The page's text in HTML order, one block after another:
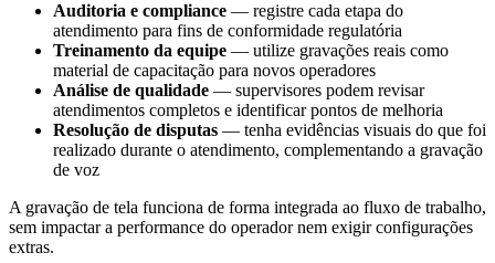
Auditoria e compliance — registre cada etapa do
atendimento para fins de conformidade regulatória
Treinamento da equipe — utilize gravações reais como
material de capacitação para novos operadores
Análise de qualidade — supervisores podem revisar
atendimentos completos e identificar pontos de melhoria
Resolução de disputas — tenha evidências visuais do que foi
realizado durante o atendimento, complementando a gravação
de voz
A gravação de tela funciona de forma integrada ao fluxo de trabalho,
sem impactar a performance do operador nem exigir configurações
extras.